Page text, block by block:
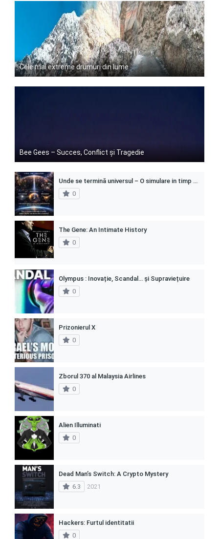
Cele mai extreme drumuri din lume
Bee Gees – Succes, Conflict și Tragedie
Unde se termină universul – O simulare in timp real
0
The Gene: An Intimate History
0
Olympus : Inovație, Scandal… și Supraviețuire
0
Prizonierul X
0
Zborul 370 al Malaysia Airlines
0
Alien Illuminati
0
Dead Man’s Switch: A Crypto Mystery
6.3
2021
Hackers: Furtul identitatii
0